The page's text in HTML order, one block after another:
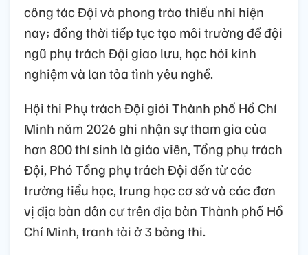
công tác Đội và phong trào thiếu nhi hiện
nay; đồng thời tiếp tục tạo môi trường để đội
ngũ phụ trách Đội giao lưu, học hỏi kinh
nghiệm và lan tỏa tình yêu nghề.
Hội thi Phụ trách Đội giỏi Thành phố Hồ Chí
Minh năm 2026 ghi nhận sự tham gia của
hơn 800 thí sinh là giáo viên, Tổng phụ trách
Đội, Phó Tổng phụ trách Đội đến từ các
trường tiểu học, trung học cơ sở và các đơn
vị địa bàn dân cư trên địa bàn Thành phố Hồ
Chí Minh, tranh tài ở 3 bảng thi.